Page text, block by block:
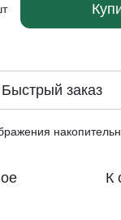
Быстрый заказ
К